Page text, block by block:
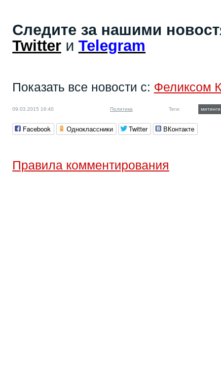
Следите за нашими
Twitter и Telegram
Показать все новости с: Феликсом
09.03.2015 16:40 Политика Теги: митинги
Facebook Одноклассники Twitter ВКонтакте
Правила комментирования